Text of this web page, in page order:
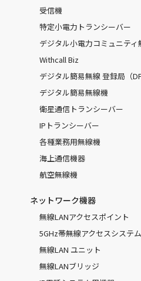
受信機
特定小電力トランシーバー
デジタル小電力コミュニティ
Withcall Biz
デジタル簡易無線 登録局（
デジタル簡易無線機
衛星通信トランシーバー
IPトランシーバー
各種業務用無線機
海上通信機器
航空無線機
ネットワーク機器
無線LANアクセスポイント
5GHz帯無線アクセスシステム
無線LAN ユニット
無線LANブリッジ